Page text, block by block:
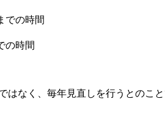
での時間
の時間
なく、毎年見直しを行うとのこ